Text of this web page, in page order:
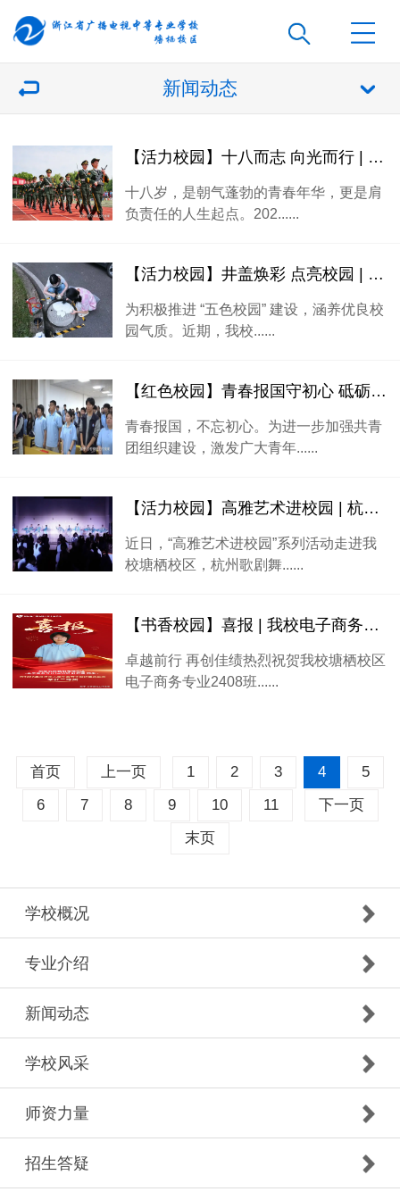
新闻动态
【活力校园】十八而志 向光而行 | 浙江省广播电视中等专业学校塘栖校区2026年高三成人礼圆满举行！
十八岁，是朝气蓬勃的青春年华，更是肩
负责任的人生起点。202......
【活力校园】井盖焕彩 点亮校园 | 我校富阳校区开展彩绘活动
为积极推进 “五色校园” 建设，涵养优良校
园气质。近期，我校......
【红色校园】青春报国守初心 砥砺奋进新征程 | 2025-2026学年学员入团仪式
青春报国，不忘初心。为进一步加强共青
团组织建设，激发广大青年......
【活力校园】高雅艺术进校园 | 杭州歌剧舞剧院来我校进行演出！
近日，“高雅艺术进校园”系列活动走进我
校塘栖校区，杭州歌剧舞......
【书香校园】喜报 | 我校电子商务专业叶芯语同学荣获2026年浙江中小学生春节主题征集活动二等奖！
卓越前行 再创佳绩热烈祝贺我校塘栖校区
电子商务专业2408班......
首页 上一页 1 2 3 4
5
6
7 8 9 10 11
下一页
末页
学校概况
专业介绍
新闻动态
学校风采
师资力量
招生答疑